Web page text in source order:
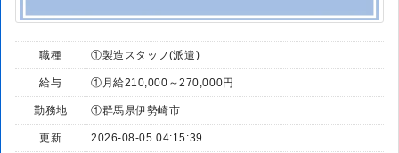
職種 ①製造スタッフ(派遣)
給与 ①月給210,000～270,000円
勤務地 ①群馬県伊勢崎市
更新 2026-08-05 04:15:39